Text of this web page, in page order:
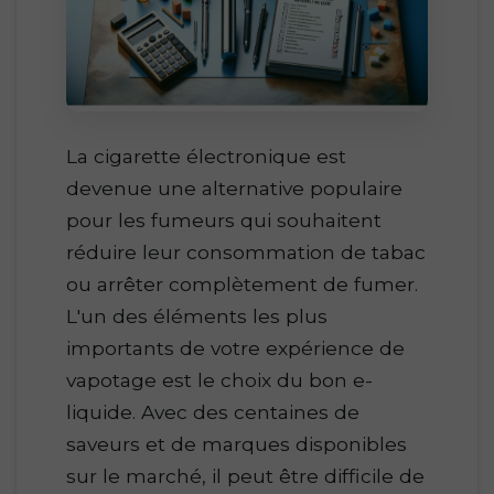
La cigarette électronique est
devenue une alternative populaire
pour les fumeurs qui souhaitent
réduire leur consommation de tabac
ou arrêter complètement de fumer.
L'un des éléments les plus
importants de votre expérience de
vapotage est le choix du bon e-
liquide. Avec des centaines de
saveurs et de marques disponibles
sur le marché, il peut être difficile de